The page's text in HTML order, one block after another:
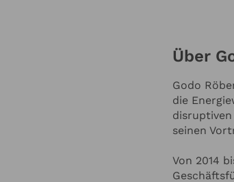
Project
Food
berät er
Vorstand
Über
Godo
die
seinen
Von 2014
Godo
Online Anfrage